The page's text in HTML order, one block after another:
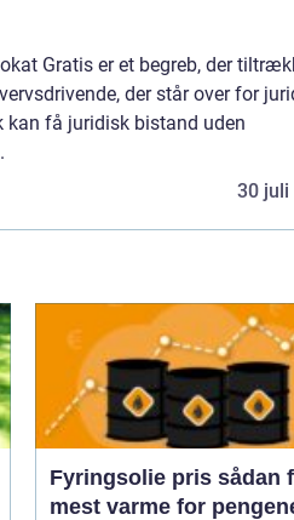
Gratis er et begreb, der
der står over for
kan få juridisk bistand uden
30 juli
Fyringsolie pris sådan får du
mest varme for